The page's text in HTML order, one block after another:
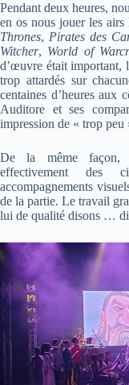
Pendant deux heures,
en os nous jouer les
Thrones, Pirates des
Witcher, World of
d’œuvre était important,
trop attardés sur
centaines d’heures aux
Auditore et ses
impression de « trop peu
De la même façon,
effectivement des
accompagnements
de la partie. Le travail
lui de qualité disons …